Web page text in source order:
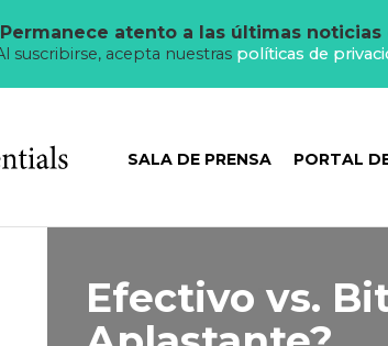
atento a las últimas noticias
suscribirse, acepta nuestras políticas de
SALA DE PRENSA PORTAL
Efectivo vs.